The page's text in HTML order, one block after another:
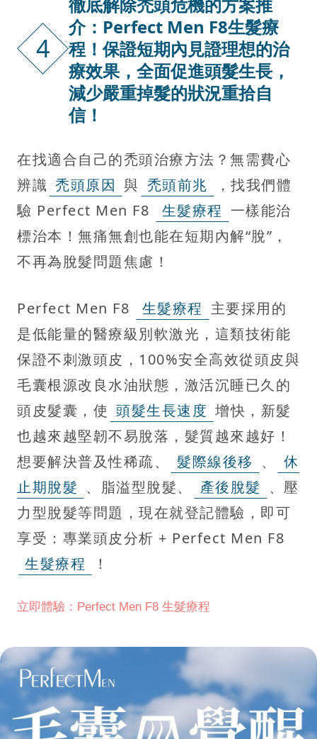
4
介：Perfect Men F8生髮療
程！保證短期內見證理想的治
療效果，全面促進頭髮生長，
減少嚴重掉髮的狀況重拾自
信！
在找適合自己的禿頭治療方法？無需費心
辨識 禿頭原因 與 禿頭前兆
，找我們體
驗 Perfect Men F8
生髮療程 一樣能治
標治本！無痛無創也能在短期內解“脫”，
不再為脫髮問題焦慮！
Perfect Men F8 生髮療程 主要採用的
是低能量的醫療級別軟激光，這類技術能
保證不刺激頭皮，100%安全高效從頭皮與
毛囊根源改良水油狀態，激活沉睡已久的
頭皮髮囊，使 頭髮生長速度 增快，新髮
也越來越堅韌不易脫落，髮質越來越好！
想要解決普及性稀疏、
髮際線後移 、
休
止期脫髮 、脂溢型脫髮、 產後脫髮 、壓
力型脫髮等問題，現在就登記體驗，即可
享受：專業頭皮分析 + Perfect Men F8
生髮療程
！
立即體驗：Perfect Men F8 生髮療程